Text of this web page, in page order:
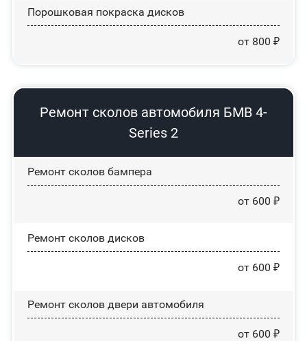
Порошковая покраска дисков
от 800 ₽
Ремонт сколов автомобиля БМВ 4-
Series 2
Ремонт сколов бампера
от 600 ₽
Ремонт сколов дисков
от 600 ₽
Ремонт сколов двери автомобиля
от 600 ₽